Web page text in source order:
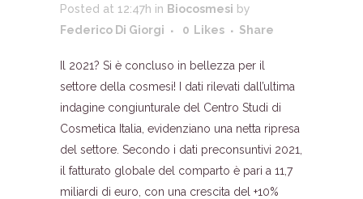
Posted at 12:47h in Biocosmesi by
Federico Di Giorgi
0 Likes Share
Il 2021? Si è concluso in bellezza per il
settore della cosmesi! I dati rilevati dall’ultima
indagine congiunturale del Centro Studi di
Cosmetica Italia, evidenziano una netta ripresa
del settore. Secondo i dati preconsuntivi 2021,
il fatturato globale del comparto è pari a 11,7
miliardi di euro, con una crescita del +10%